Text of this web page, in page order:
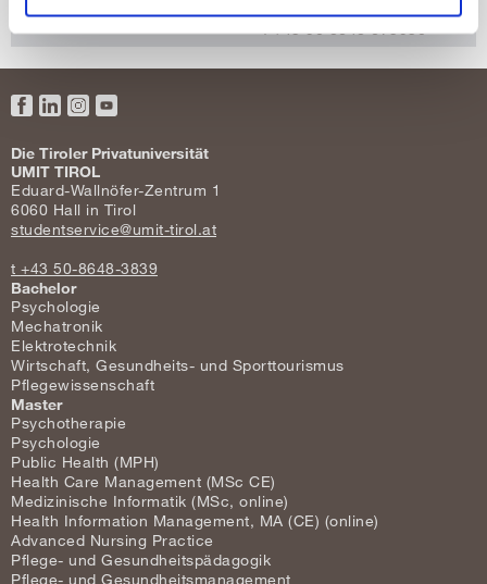
Die Tiroler Privatuniversität
UMIT TIROL
Eduard-Wallnöfer-Zentrum 1
6060 Hall in Tirol
studentservice@umit-tirol.at
t +43 50-8648-3839
Bachelor
Psychologie
Mechatronik
Elektrotechnik
Wirtschaft, Gesundheits- und Sporttourismus
Pflegewissenschaft
Master
Psychotherapie
Psychologie
Public Health (MPH)
Health Care Management (MSc CE)
Medizinische Informatik (MSc, online)
Health Information Management, MA (CE) (online)
Advanced Nursing Practice
Pflege- und Gesundheitspädagogik
Pflege- und Gesundheitsmanagement